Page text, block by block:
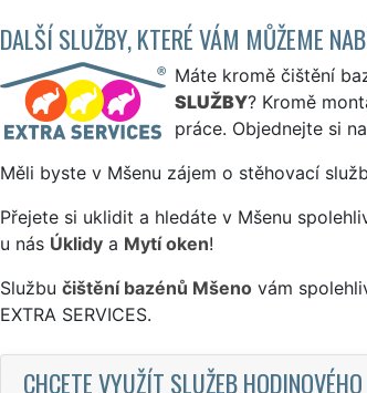
DALŠÍ SLUŽBY, KTERÉ VÁM MŮŽEME
Máte kromě čištění
SLUŽBY? Kromě
práce. Objednejte si
Měli byste v Mšenu zájem o stěhovací
Přejete si uklidit a hledáte v Mšenu
u nás Úklidya Mytí oken!
Službu čištění bazénů Mšenovám
EXTRA SERVICES.
CHCETE VYUŽÍT SLUŽEB